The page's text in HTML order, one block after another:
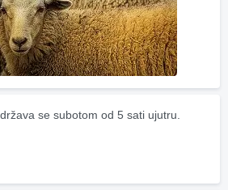
se subotom od 5 sati ujutru.